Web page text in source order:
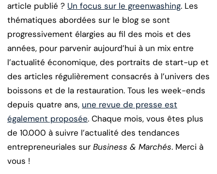
article publié ? Un focus sur le greenwashing. Les
thématiques abordées sur le blog se sont
progressivement élargies au fil des mois et des
années, pour parvenir aujourd’hui à un mix entre
l’actualité économique, des portraits de start-up et
des articles régulièrement consacrés à l’univers des
boissons et de la restauration. Tous les week-ends
depuis quatre ans, une revue de presse est
également proposée. Chaque mois, vous êtes plus
de 10.000 à suivre l’actualité des tendances
entrepreneuriales sur Business & Marchés. Merci à
vous !